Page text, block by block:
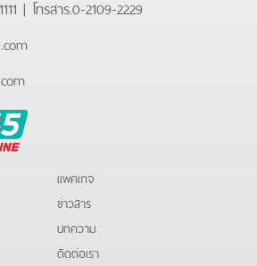
| โทรสาร.0-2109-2229
แพคเกจ
ข่าวสาร
บทความ
ติดต่อเรา